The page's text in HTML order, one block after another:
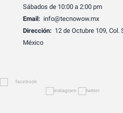
Sábados de 10:00 a 2:00 pm
Email: info@tecnowow.mx
Dirección: 12 de Octubre 109, Col.
México